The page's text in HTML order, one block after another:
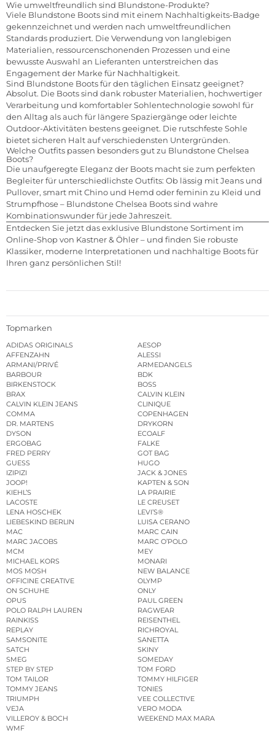
Wie umweltfreundlich sind Blundstone-Produkte?
Viele Blundstone Boots sind mit einem Nachhaltigkeits-Badge
gekennzeichnet und werden nach umweltfreundlichen
Standards produziert. Die Verwendung von langlebigen
Materialien, ressourcenschonenden Prozessen und eine
bewusste Auswahl an Lieferanten unterstreichen das
Engagement der Marke für Nachhaltigkeit.
Sind Blundstone Boots für den täglichen Einsatz geeignet?
Absolut. Die Boots sind dank robuster Materialien, hochwertiger
Verarbeitung und komfortabler Sohlentechnologie sowohl für
den Alltag als auch für längere Spaziergänge oder leichte
Outdoor-Aktivitäten bestens geeignet. Die rutschfeste Sohle
bietet sicheren Halt auf verschiedensten Untergründen.
Welche Outfits passen besonders gut zu Blundstone Chelsea
Boots?
Die unaufgeregte Eleganz der Boots macht sie zum perfekten
Begleiter für unterschiedlichste Outfits: Ob lässig mit Jeans und
Pullover, smart mit Chino und Hemd oder feminin zu Kleid und
Strumpfhose – Blundstone Chelsea Boots sind wahre
Kombinationswunder für jede Jahreszeit.
Entdecken Sie jetzt das exklusive Blundstone Sortiment im
Online-Shop von Kastner & Öhler – und finden Sie robuste
Klassiker, moderne Interpretationen und nachhaltige Boots für
Ihren ganz persönlichen Stil!
Topmarken
ADIDAS ORIGINALS
AESOP
AFFENZAHN
ALESSI
ARMANI/PRIVÉ
ARMEDANGELS
BARBOUR
BDK
BIRKENSTOCK
BOSS
BRAX
CALVIN KLEIN
CALVIN KLEIN JEANS
CLINIQUE
COMMA
COPENHAGEN
DR. MARTENS
DRYKORN
DYSON
ECOALF
ERGOBAG
FALKE
FRED PERRY
GOT BAG
GUESS
HUGO
IZIPIZI
JACK & JONES
JOOP!
KAPTEN & SON
KIEHL’S
LA PRAIRIE
LACOSTE
LE CREUSET
LENA HOSCHEK
LEVI’S®
LIEBESKIND BERLIN
LUISA CERANO
MAC
MARC CAIN
MARC JACOBS
MARC O’POLO
MCM
MEY
MICHAEL KORS
MONARI
MOS MOSH
NEW BALANCE
OFFICINE CREATIVE
OLYMP
ON SCHUHE
ONLY
OPUS
PAUL GREEN
POLO RALPH LAUREN
RAGWEAR
RAINKISS
REISENTHEL
REPLAY
RICHROYAL
SAMSONITE
SANETTA
SATCH
SKINY
SMEG
SOMEDAY
STEP BY STEP
TOM FORD
TOM TAILOR
TOMMY HILFIGER
TOMMY JEANS
TONIES
TRIUMPH
VEE COLLECTIVE
VEJA
VERO MODA
VILLEROY & BOCH
WEEKEND MAX MARA
WMF